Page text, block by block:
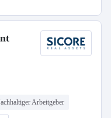
Arbeitgeber